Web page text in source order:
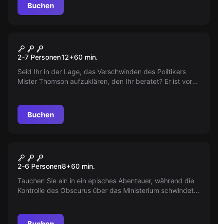
Buchen
Motel
2-7 Personen12+60 min.
Seid Ihr in der Lage, das Verschwinden des Politikers
Mister Thomson aufzuklären, den Ihr beratet? Er ist vor
Buchen
Obscurus – Die Rettung der
Magischen Welt
2-6 Personen8+60 min.
Tauchen Sie ein in ein episches Abenteuer, während die
Kontrolle des Obscurus über das Ministerium schwindet.
Zukunft der magischen Welt liegt in Ihren Händen!